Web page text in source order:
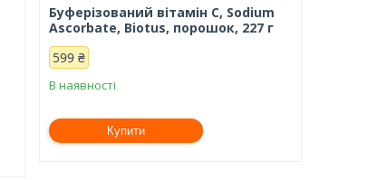
Буферізований вітамін С, Sodium
Ascorbate, Biotus, порошок, 227 г
599 ₴
В наявності
Купити